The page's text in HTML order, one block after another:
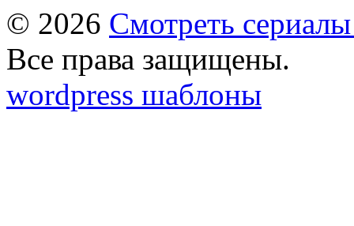
© 2026 Смотреть
Все права защищены.
wordpress шаблоны